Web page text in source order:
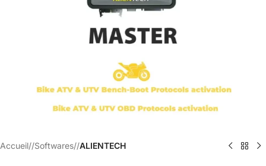
Accueil/ Softwares/ ALIENTECH